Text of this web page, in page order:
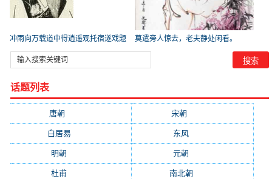
冲雨向万载道中得逍遥观托宿遂戏题
莫遣旁人惊去，老夫静处闲看。
话题列表
唐朝 宋朝
白居易 东风
明朝 元朝
杜甫 南北朝